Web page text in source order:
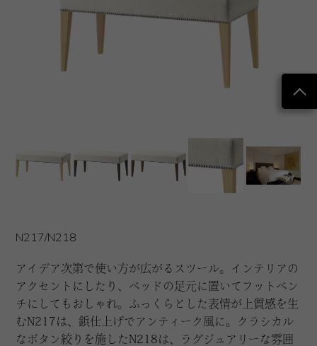
N217/N218
アイデア次第で使い方が広がるスツール。インテリアの
アクセントにしたり、ベッドの足元に置いてフットベン
チにしてもおしゃれ。ふっくらとした表情が上質感を生
むN217は、鋲仕上げでアンティーク風に。クラシカル
なボタン絞りを施したN218は、ラグジュアリーな雰囲